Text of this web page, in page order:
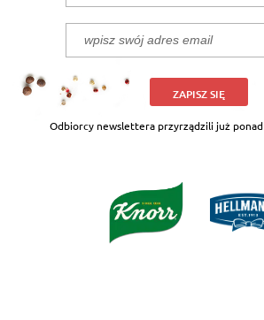
ZAPISZ SIĘ
Odbiorcy newslettera przyrządzili już ponad